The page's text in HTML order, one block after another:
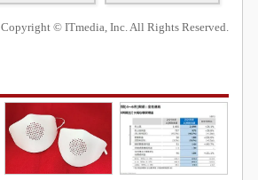
Copyright © ITmedia, Inc. All Rights Reserved.